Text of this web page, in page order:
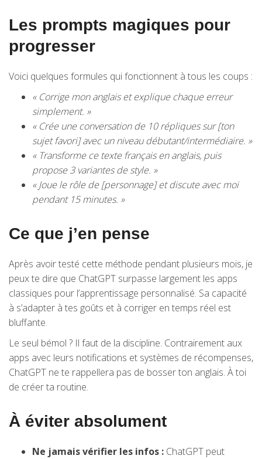
Les prompts magiques pour
progresser
Voici quelques formules qui fonctionnent à tous les coups :
« Corrige mon anglais et explique chaque erreur
simplement. »
« Crée une conversation de 10 répliques sur [ton
sujet favori] avec un niveau débutant/intermédiaire. »
« Transforme ce texte français en anglais, puis
propose 3 variantes de style. »
« Joue le rôle de [personnage] et discute avec moi
pendant 15 minutes. »
Ce que j’en pense
Après avoir testé cette méthode pendant plusieurs mois, je
peux te dire que ChatGPT surpasse largement les apps
classiques pour l’apprentissage personnalisé. Sa capacité
à s’adapter à tes goûts et à corriger en temps réel est
bluffante.
Le seul bémol ? Il faut de la discipline. Contrairement aux
apps avec leurs notifications et systèmes de récompenses,
ChatGPT ne te rappellera pas de bosser ton anglais. À toi
de créer ta routine.
À éviter absolument
Ne jamais vérifier les infos : ChatGPT peut